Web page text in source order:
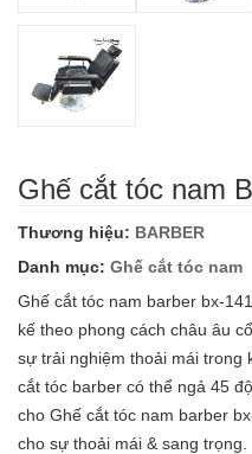
Ghế cắt tóc nam
Thương hiệu: BARBER
Danh mục: Ghế cắt tóc nam
Ghế cắt tóc nam barber bx-
kế theo phong cách châu âu
sự trải nghiệm thoải mái trong
cắt tóc barber có thể ngả 45
cho Ghế cắt tóc nam barber
cho sự thoải mái & sang trọng.